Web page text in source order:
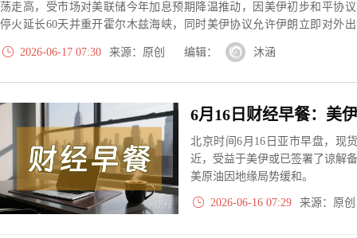
荡走高，受市场对美联储今年加息预期降温推动，因美伊初步和平协
停火延长60天并重开霍尔木兹海峡，同时美伊协议允许伊朗立即对外
2026-06-17 07:30
来源：原创 编辑： 沐涵
北京时间6月16日亚市早盘，现
近，受益于美伊或已签署了谅解
美原油因地缘局势缓和。
2026-06-16 07:29 来源：原